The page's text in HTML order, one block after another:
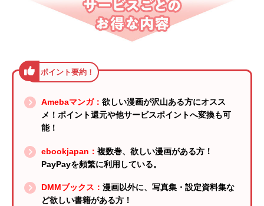
Amebaマンガ： 欲しい漫画が沢山ある方にオスス
メ！ポイント還元や他サービスポイントへ変換も可
能！
ebookjapan： 複数巻、欲しい漫画がある方！
PayPayを頻繁に利用している。
DMMブックス： 漫画以外に、写真集・設定資料集な
ど欲しい書籍がある方！